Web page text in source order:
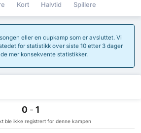
Kort Halvtid Spillere
eller en cupkamp som er avsluttet. Vi
for statistikk over siste 10 etter 3 dager
mer konsekvente statistikker.
0 - 1
ble ikke registrert for denne kampen